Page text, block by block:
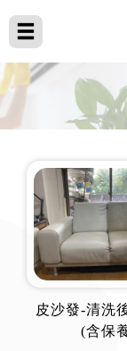
皮沙發-清洗
(含保